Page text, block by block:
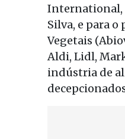
International,
Silva, e para
Vegetais
Aldi, Lidl,
indústria de